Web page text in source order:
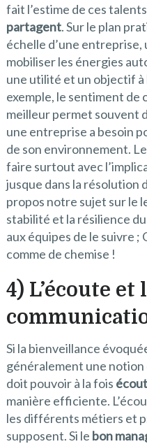
fait l’estime de ces
partagent. Sur le plan
échelle d’une entreprise,
mobiliser les énergies
une utilité et un objectif à
exemple, le sentiment de
meilleur permet souvent
une entreprise a besoin
de son environnement.
faire surtout avec
jusque dans la résolution
propos notre sujet sur le
stabilité et la résilience
aux équipes de le suivre ;
comme de chemise !
4) L’écoute et
Si la bienveillance
généralement une notion
doit pouvoir à la fois
manière efficiente.
les différents métiers et
supposent. Si le bon